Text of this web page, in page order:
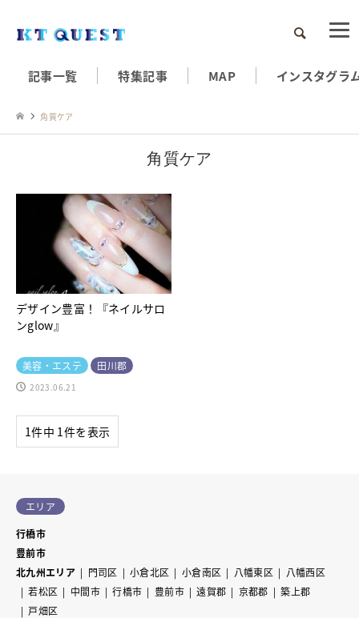
検索
記事一覧 特集記事 MAP インスタグラ
角質ケア
角質ケア
デザイン豊富！『ネイルサロ
ンglow』
美容・エステ 田川郡
2023.06.21
1件中 1件を表示
エリア
行橋市
豊前市
北九州エリア
門司区 小倉北区 小倉南区 八幡東区
八幡西区
若松区
中間市 行橋市 豊前市 遠賀郡 京都郡
築上郡
戸畑区